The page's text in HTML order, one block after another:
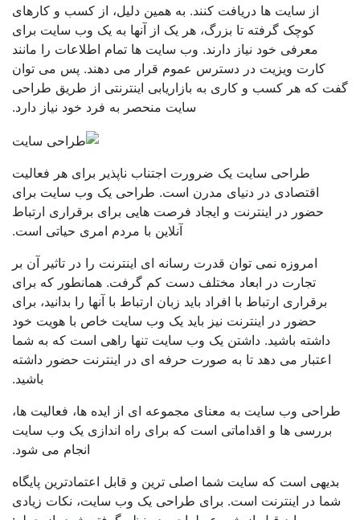
از سایت ها دریافت کنند. به همین دلیل، از کسب و کارهای
کوچک گرفته تا بزرگ، هر یک از آنها به یک وب سایت برای
معرفی خود نیاز دارند. وب سایت ها تمام اطلاعات را مانند
کارت ویزیت در دسترس عموم قرار می دهند. پس می توان
که هر کسب و کاری به بازاریابی اینترنتی از طریق طراحی
سایت منحصر به فرد خود نیاز دارد.
طراحی سایت یک ضرورت اجتناب ناپذیر برای هر فعالیت
اقتصادی در دنیای مدرن است. طراحی یک وب سایت برای
حضور در اینترنت و ایجاد فرصت هایی برای برقراری ارتباط
آنلاین با مردم امری حیاتی است.
امروزه نمی توان قدرت رسانه ای اینترنت را در تاثیر آن بر
تجارت در ابعاد مختلف دست کم گرفت. همانطور که برای
برقراری ارتباط با افراد باید زبان ارتباط با آنها را بدانید، برای
حضور در اینترنت نیز باید یک وب سایت خاص با هویت خود
داشته باشید. داشتن یک وب سایت تنها راهی است که به شما
اعتبار می دهد تا به صورت حرفه ای در اینترنت حضور داشته
باشید.
وب سایت به معنای مجموعه ای از ایده ها، فعالیت ها،
بررسی ها و اقداماتی است که برای راه اندازی یک وب سایت
انجام می شود.
است که سایت شما اصلی ترین و قابل اعتمادترین پایگاه
در اینترنت است. برای طراحی یک وب سایت، نکات زیادی